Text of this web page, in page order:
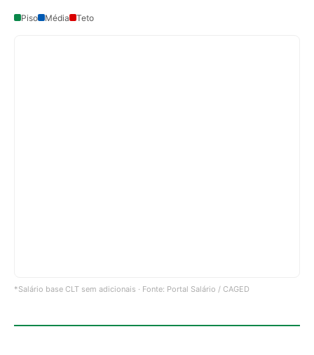
Piso Média Teto
*Salário base CLT sem adicionais · Fonte: Portal Salário / CAGED